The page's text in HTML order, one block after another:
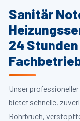
Sanitär
24
Unser professioneller
bietet schnelle,
Rohrbruch,